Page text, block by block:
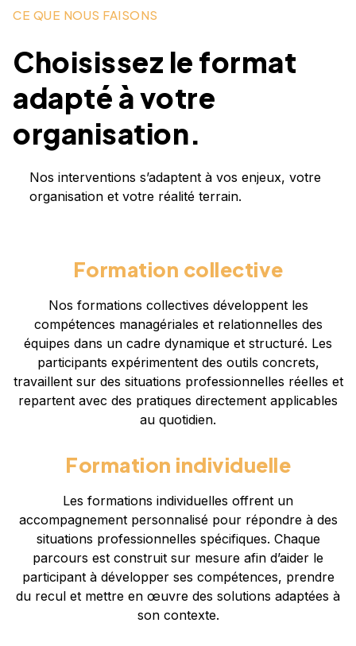
CE QUE NOUS FAISONS
Choisissez le format
adapté à votre
organisation.
Nos interventions s’adaptent à vos enjeux, votre
organisation et votre réalité terrain.
Formation collective
Nos formations collectives développent les
compétences managériales et relationnelles des
équipes dans un cadre dynamique et structuré. Les
participants expérimentent des outils concrets,
travaillent sur des situations professionnelles réelles et
repartent avec des pratiques directement applicables
au quotidien.
Formation individuelle
Les formations individuelles offrent un
accompagnement personnalisé pour répondre à des
situations professionnelles spécifiques. Chaque
parcours est construit sur mesure afin d’aider le
participant à développer ses compétences, prendre
du recul et mettre en œuvre des solutions adaptées à
son contexte.